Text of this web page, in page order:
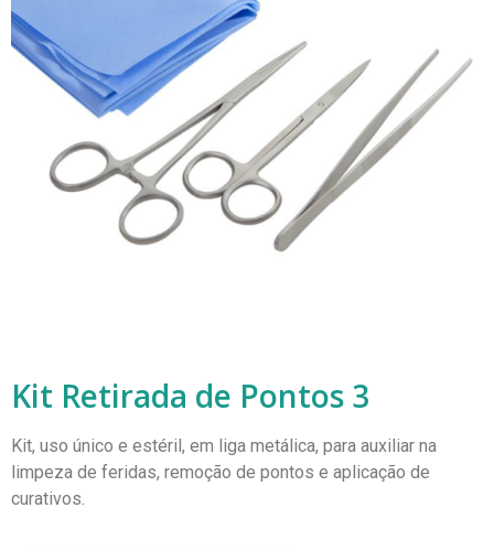
Kit Retirada de Pontos 3
Kit, uso único e estéril, em liga metálica, para auxiliar na
limpeza de feridas, remoção de pontos e aplicação de
curativos.